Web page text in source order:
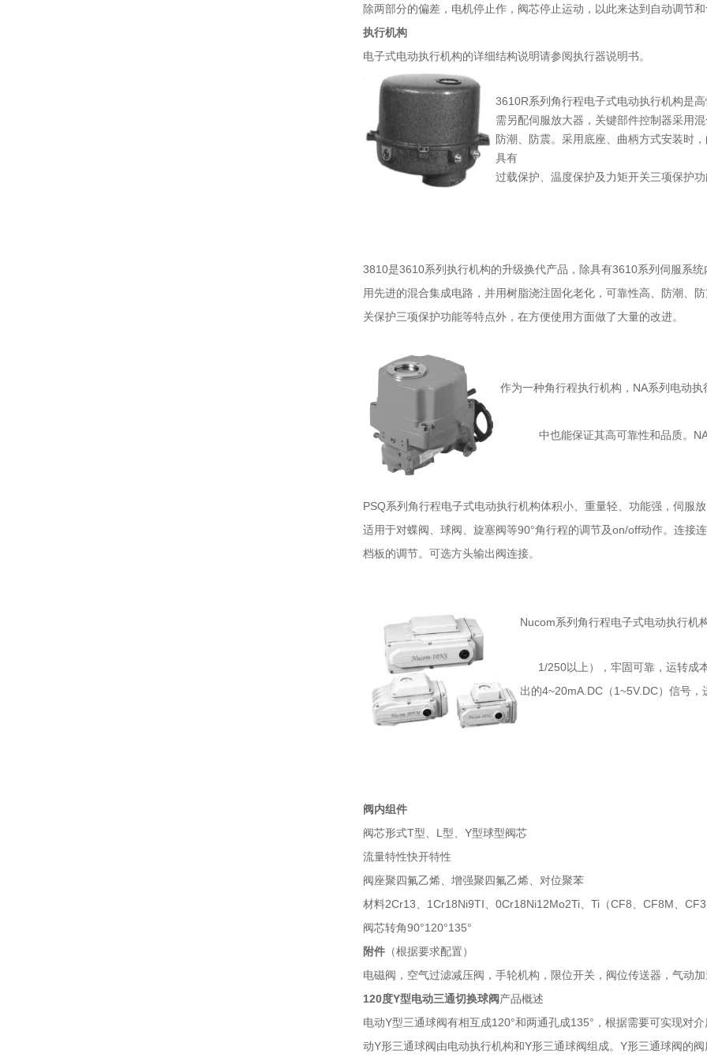
除两部分的偏差，电机停止作，阀芯停止运动，以此来达到自动调节
执行机构
电子式电动执行机构的详细结构说明请参阅执行器说明书。
3610R系列角行程电子式电动执行机构是
需另配伺服放大器，关键部件控制器采用
防潮、防震。采用底座、曲柄方式安装时
具有
过载保护、温度保护及力矩开关三项保护
3810是3610系列执行机构的升级换代产品，除具有3610系列伺服系
用先进的混合集成电路，并用树脂浇注固化老化，可靠性高、防潮、
关保护三项保护功能等特点外，在方便使用方面做了大量的改进。
作为一种角行程执行机构，NA系列电动
中也能保证其高可靠性和品质。
PSQ系列角行程电子式电动执行机构体积小、重量轻、功能强，伺服
适用于对蝶阀、球阀、旋塞阀等90°角行程的调节及on/off动作。连接
档板的调节。可选方头输出阀连接。
Nucom系列角行程电子式电动执行机
1/250以上），牢固可靠，运转成
出的4~20mA.DC（1~5V.DC）信号，
阀内组件
阀芯形式T型、L型、Y型球型阀芯
流量特性快开特性
阀座聚四氟乙烯、增强聚四氟乙烯、对位聚苯
材料2Cr13、1Cr18Ni9TI、0Cr18Ni12Mo2Ti、Ti（CF8、CF8M、
阀芯转角90°120°135°
附件 （根据要求配置）
电磁阀，空气过滤减压阀，手轮机构，限位开关，阀位传送器，气动
120度Y型电动三通切换球阀产品概述
电动Y型三通球阀有相互成120°和两通孔成135°，根据需要可实现对
动Y形三通球阀由电动执行机构和Y形三通球阀组成。Y形三通球阀的